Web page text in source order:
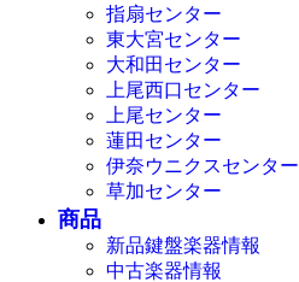
指扇センター
東大宮センター
大和田センター
上尾西口センター
上尾センター
蓮田センター
伊奈ウニクスセンター
草加センター
商品
新品鍵盤楽器情報
中古楽器情報